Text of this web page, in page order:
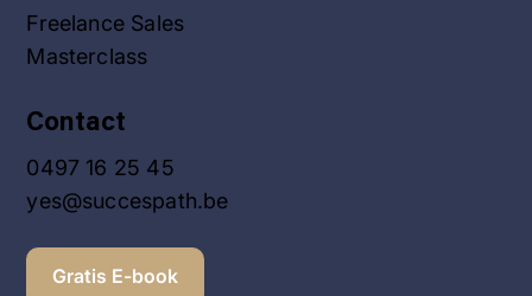
Freelance Sales
Masterclass
Contact
0497 16 25 45
yes@succespath.be
Gratis E-book